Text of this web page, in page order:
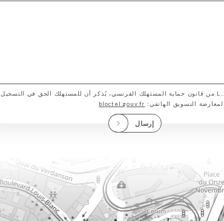
وفقًا للمادة L.223-2 من قانون حماية المستهلك الفرنسي، يُذكر أن للمستهلك الحق في التسجيل
bloctel.gouv.fr
إرسال